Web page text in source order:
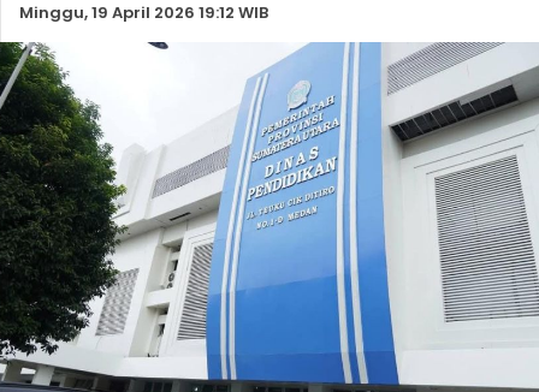
Minggu, 19 April 2026 19:12 WIB